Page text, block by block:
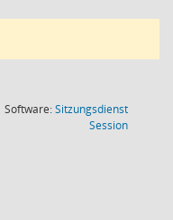
Software:Sitzungsdienst
Session(Wird in